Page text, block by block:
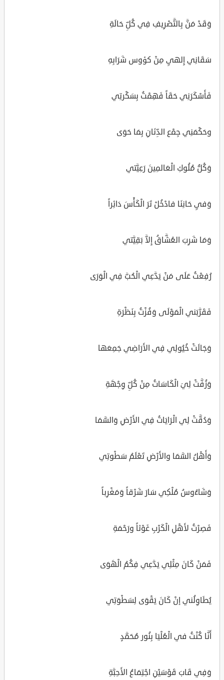
وَقَدْ مَنَّ بِالتَّصْرِيفِ فِي كُلِّ حَالَةِ
سَقَانِي إِلهيِ مِنْ كؤوس شَرَابِهِ
فَأَسْكَرَنِي حَقَاً فَهِمْتُ بِسَكْرتِي
وحَكْمَنِي جِمْع الدِّنَانِ بِمَا حَوَى
وَكُلُّ مُلُوكِ الْعَالمِينَ رَعِيَّتي
وَفيِ حَانِنَا فادْخُلْ تَرَ الْكَأْسَ دَائِراً
وَمَا شَرِبَ العُشَّاقُ إِلاَّ بَقِيَّتي
رُفِعْتُ عَلَى مَنْ يَدَّعِي الْحُبَّ فِي الْوَرَى
فَقَرَّبَني الْمَوْلَى وَفُزْتُ بِنَظْرَةِ
وَجَالَتْ خُيُولِي فِي الأَرَاضِي جَمِعَها
وَزُفَّتْ لِيَ الْكَاسَاتُ مِنْ كُلِّ وِجْهَةِ
وَدُقَّتْ لِي الْرَايَاتُ فِي الأَرْضِ وَالسَّمَا
وَأَهْلُ السَّمَا والأَرْضِ تَعْلَمُ سَطْوتِي
وَشَاءُوسُ مُلْكِي سَارَ شَرْقاً وَمَغْرِباً
فَصِرْتُ لأَهْلِ الْكَرْبِ غَوْثاً ورَحْمَةِ
فَمَنْ كَانَ مِثْلِي يَدَّعِي فِكُمُ الْهَوَى
يُطَاوِلُني إنْ كَانَ يَقْوَى لِسَطْوَتِي
أَنَّا كُنْتُ في الْعُلْيَا بِنُور مُحَمَّدٍ
وَفِي قَابَ قَوْسَيْنِ اجْتِمَاعُ الأَحِبَّةِ